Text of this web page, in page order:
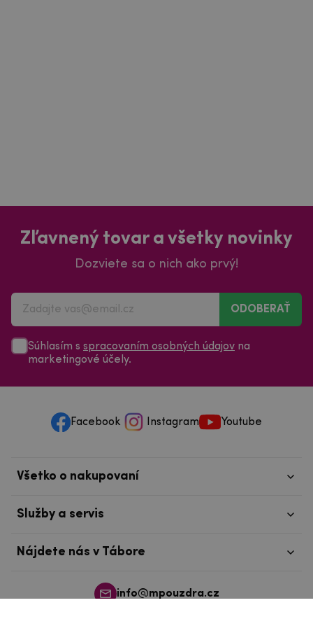
Zľavnený tovar a všetky novinky
Dozviete sa o nich ako prvý!
ODOBERAŤ
Súhlasím s spracovaním osobných údajov na
marketingové účely.
Facebook Instagram Youtube
info@mpouzdra.cz
Všetko o nakupovaní
Služby a servis
Nájdete nás v Tábore